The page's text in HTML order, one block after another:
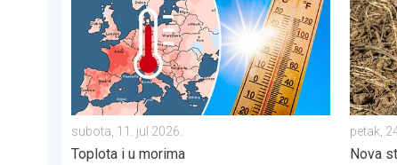
subota, 11. jul 2026.
Toplota i u morima
petak,
Nova